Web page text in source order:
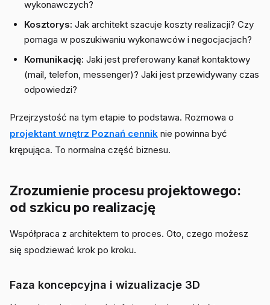
wykonawczych?
Kosztorys: Jak architekt szacuje koszty realizacji? Czy
pomaga w poszukiwaniu wykonawców i negocjacjach?
Komunikację: Jaki jest preferowany kanał kontaktowy
(mail, telefon, messenger)? Jaki jest przewidywany czas
odpowiedzi?
Przejrzystość na tym etapie to podstawa. Rozmowa o
projektant wnętrz Poznań cennik nie powinna być
krępująca. To normalna część biznesu.
Zrozumienie procesu projektowego:
od szkicu po realizację
Współpraca z architektem to proces. Oto, czego możesz
się spodziewać krok po kroku.
Faza koncepcyjna i wizualizacje 3D